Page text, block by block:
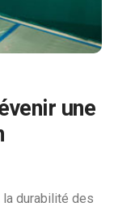
une
durabilité des